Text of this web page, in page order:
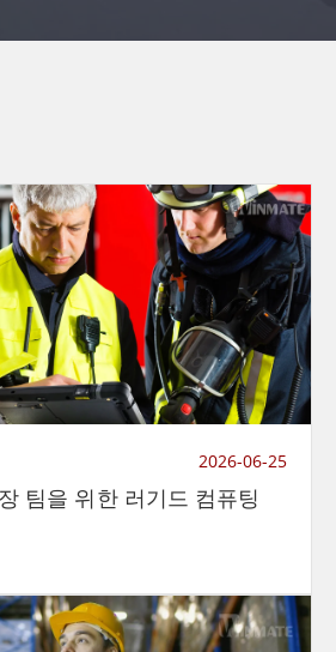
2026-06-25
팀을 위한 러기드 컴퓨팅